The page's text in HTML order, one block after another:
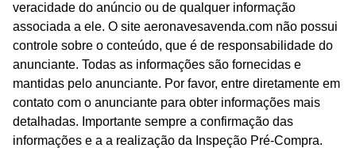
veracidade do anúncio ou de qualquer informação
associada a ele. O site aeronavesavenda.com não possui
controle sobre o conteúdo, que é de responsabilidade do
anunciante. Todas as informações são fornecidas e
mantidas pelo anunciante. Por favor, entre diretamente em
contato com o anunciante para obter informações mais
detalhadas. Importante sempre a confirmação das
informações e a a realização da Inspeção Pré-Compra.